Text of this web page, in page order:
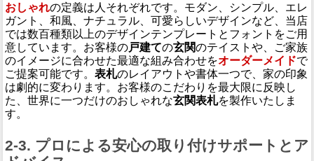
おしゃれの定義は人それぞれです。モダン、シンプル、エレ
ガント、和風、ナチュラル、可愛らしいデザインなど、当店
では数百種類以上のデザインテンプレートとフォントをご用
意しています。お客様の戸建ての玄関のテイストや、ご家族
のイメージに合わせた最適な組み合わせをオーダーメイドで
ご提案可能です。 表札のレイアウトや書体一つで、家の印象
は劇的に変わります。お客様のこだわりを最大限に反映し
た、世界に一つだけのおしゃれな玄関表札を製作いたしま
す。
2-3. プロによる安心の取り付けサポートとア